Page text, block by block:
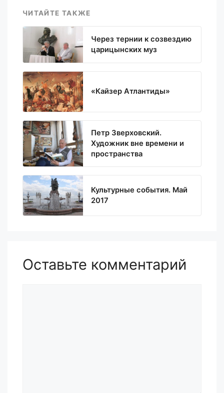
ЧИТАЙТЕ ТАКЖЕ
Через тернии к созвездию
царицынских муз
«Кайзер Атлантиды»
Петр Зверховский.
Художник вне времени и
пространства
Культурные события. Май
2017
Оставьте комментарий